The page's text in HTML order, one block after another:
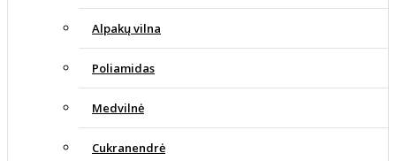
Alpakų vilna
Poliamidas
Medvilnė
Cukranendrė